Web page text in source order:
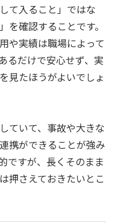
て入ること」ではな
を確認することです。
や実績は職場によって
るだけで安心せず、実
見たほうがよいでしょ
ていて、事故や大きな
携ができることが強み
ですが、長くそのまま
押さえておきたいとこ